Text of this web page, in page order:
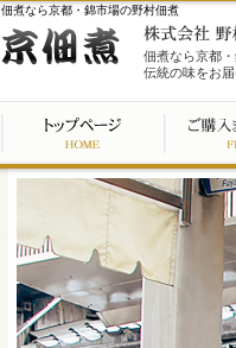
佃煮なら京都・錦市場の野村佃煮
佃煮なら京都
伝統の味をお